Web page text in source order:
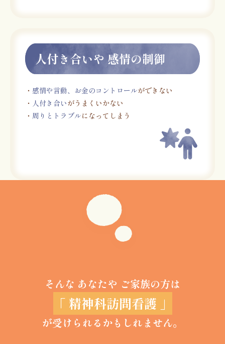
人付き合いや 感情の制御
・ 感情や言動、お金のコントロールができない
・ 人付き合いがうまくいかない
・ 周りとトラブルになってしまう
そんな あなたや ご家族の方は
「 精神科訪問看護 」
が受けられるかもしれません。